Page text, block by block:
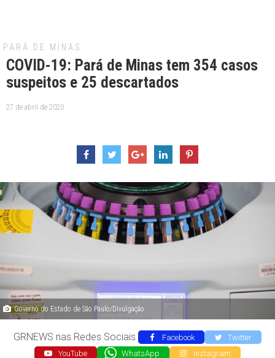
PARÁ DE MINAS
COVID-19: Pará de Minas tem 354 casos
suspeitos e 25 descartados
27 de abril de 2020
Governo do Estado de São Paulo/Divulgação
GRNEWS nas Redes Sociais Facebook
Twitter
YouTube
WhatsApp Instagram